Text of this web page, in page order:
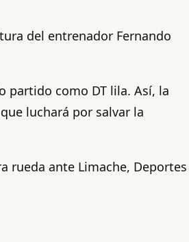
del entrenador Fernando
partido como DT lila. Así, la
luchará por salvar la
rueda ante Limache, Deportes